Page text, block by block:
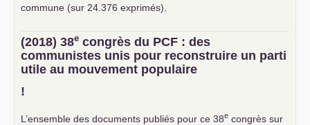
commune (sur 24.376 exprimés).
(2018) 38e congrès du PCF : des
communistes unis pour reconstruire un parti
utile au mouvement populaire
!
L’ensemble des documents publiés pour ce 38e congrès sur